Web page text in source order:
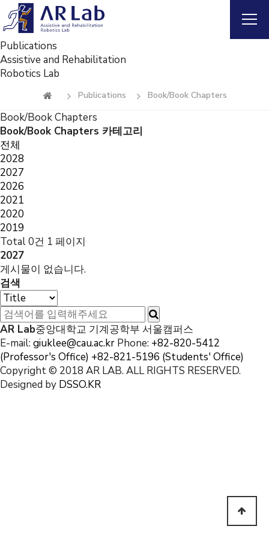
Publications
Assistive and Rehabilitation
Robotics Lab
Publications Book/Book Chapters
Book/Book Chapters
Book/Book Chapters 카테고리
전체
2028
2027
2026
2021
2020
2019
Total 0건 1 페이지
2027
게시물이 없습니다.
검색
AR Lab중앙대학교 기계공학부 서울캠퍼스
E-mail:giuklee@cau.ac.kr Phone: +82-820-5412
(Professor's Office) +82-821-5196 (Students' Office)
Copyright © 2018 AR LAB. ALL RIGHTS RESERVED.
Designed by DSSO.KR